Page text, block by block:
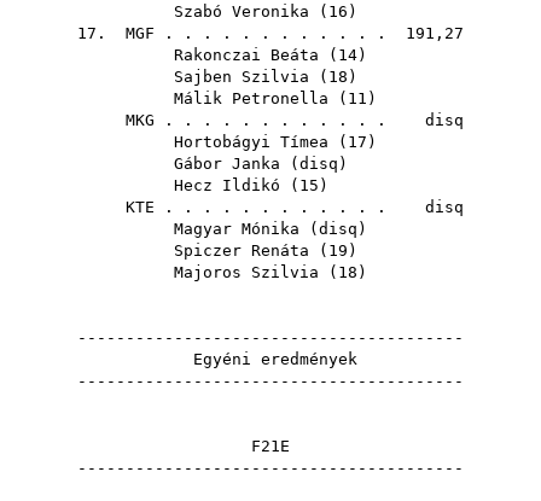
Szabó Veronika ( 16 )
17. MGF . . . . . . . . . . . . 191,27
Rakonczai Beáta ( 14)
Sajben Szilvia ( 18 )
Málik Petronella ( 11 )
MKG . . . . . . . . . . . . disq
Hortobágyi Tímea ( 17 )
Gábor Janka ( disq )
Hecz Ildikó ( 15 )
KTE . . . . . . . . . . . . disq
Magyar Mónika ( disq )
Spiczer Renáta ( 19 )
Majoros Szilvia ( 18 )
----------------------------------------
Egyéni eredmények
----------------------------------------
F21E
----------------------------------------